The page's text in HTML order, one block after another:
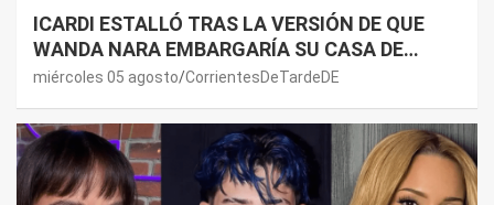
ICARDI ESTALLÓ TRAS LA VERSIÓN DE QUE
WANDA NARA EMBARGARÍA SU CASA DE
NORDELTA: “NECESITAN RASCAR DE ALGÚN
miércoles 05 agosto CorrientesDeTardeDE